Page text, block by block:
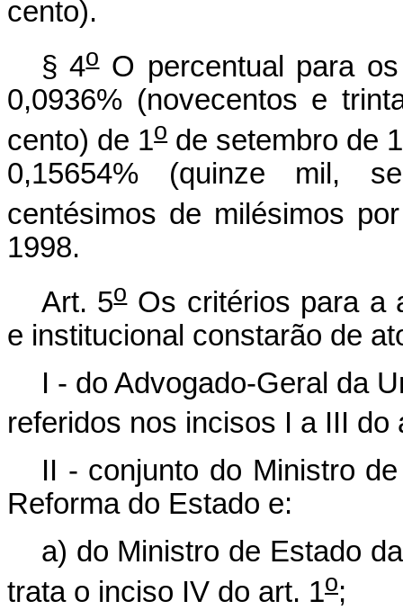
cento).
§ 4oO percentual para
0,0936% (novecentos e
cento) de 1ode setembro de
0,15654% (quinze mil,
centésimos de milésimos
1998.
Art. 5oOs critérios para a
e institucional constarão de
I - do Advogado-Geral da
referidos nos incisos I a III do
II - conjunto do Ministro
Reforma do Estado e:
a) do Ministro de Estado
trata o inciso IV do art. 1o;